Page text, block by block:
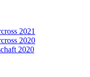
2021
2020
2020